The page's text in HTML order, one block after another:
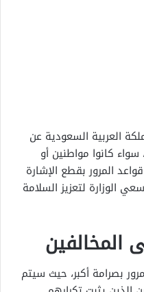
العربية السعودية عن
كانوا مواطنين أو
المرور بقطع الإشارة
الوزارة لتعزيز السلامة
المخالفين
بصرامة أكبر، حيث سيتم